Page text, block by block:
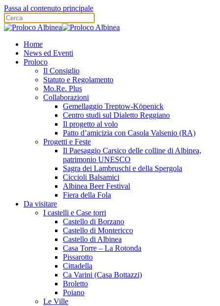
Passa al contenuto principale
Home
News ed Eventi
Proloco
Il Consiglio
Statuto e Regolamento
Mo.Re. Plus
Collaborazioni
Gemellaggio Treptow-Köpenick
Centro studi sul Dialetto Reggiano
Il progetto al volo
Patto d’amicizia con Casola Valsenio (RA)
Progetti e Feste
Il Paesaggio Carsico delle colline di Albinea,
patrimonio UNESCO
Sagra dei Lambruschi e della Spergola
Ciccioli Balsamici
Albinea Beer Festival
Fiera della Fola
Da visitare
I castelli e Case torri
Castello di Borzano
Castello di Montericco
Castello di Albinea
Casa Torre – La Rotonda
Pissarotto
Cittadella
Ca Varini (Casa Bottazzi)
Broletto
Poiano
Le Ville